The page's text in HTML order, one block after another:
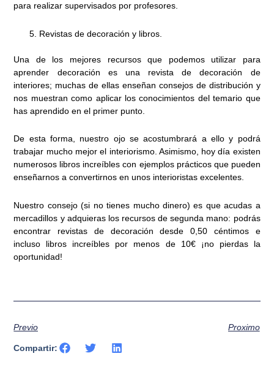
para realizar supervisados por profesores.
Revistas de decoración y libros.
Una de los mejores recursos que podemos utilizar para
aprender decoración es una revista de decoración de
interiores; muchas de ellas enseñan consejos de distribución y
nos muestran como aplicar los conocimientos del temario que
has aprendido en el primer punto.
De esta forma, nuestro ojo se acostumbrará a ello y podrá
trabajar mucho mejor el interiorismo. Asimismo, hoy día existen
numerosos libros increíbles con ejemplos prácticos que pueden
enseñarnos a convertirnos en unos interioristas excelentes.
Nuestro consejo (si no tienes mucho dinero) es que acudas a
mercadillos y adquieras los recursos de segunda mano: podrás
encontrar revistas de decoración desde 0,50 céntimos e
incluso libros increíbles por menos de 10€ ¡no pierdas la
oportunidad!
Previo Proximo
Compartir: